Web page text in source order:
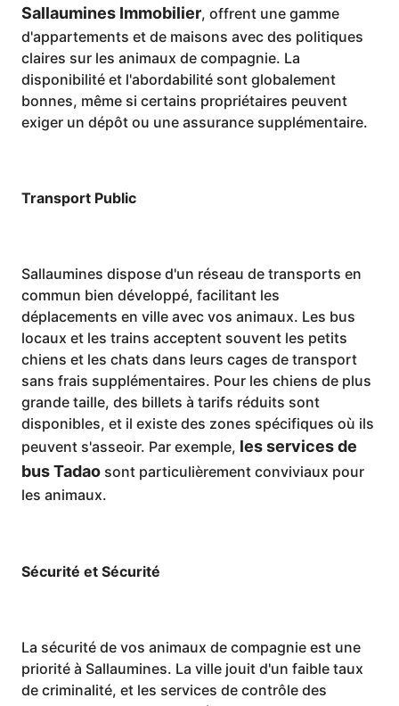
Sallaumines Immobilier, offrent une gamme
d'appartements et de maisons avec des politiques
claires sur les animaux de compagnie. La
disponibilité et l'abordabilité sont globalement
bonnes, même si certains propriétaires peuvent
exiger un dépôt ou une assurance supplémentaire.
Transport Public
Sallaumines dispose d'un réseau de transports en
commun bien développé, facilitant les
déplacements en ville avec vos animaux. Les bus
locaux et les trains acceptent souvent les petits
chiens et les chats dans leurs cages de transport
sans frais supplémentaires. Pour les chiens de plus
grande taille, des billets à tarifs réduits sont
disponibles, et il existe des zones spécifiques où ils
peuvent s'asseoir. Par exemple, les services de
bus Tadao sont particulièrement conviviaux pour
les animaux.
Sécurité et Sécurité
La sécurité de vos animaux de compagnie est une
priorité à Sallaumines. La ville jouit d'un faible taux
de criminalité, et les services de contrôle des